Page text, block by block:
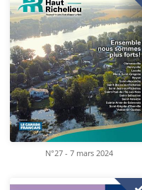
N°27 - 7 mars 2024